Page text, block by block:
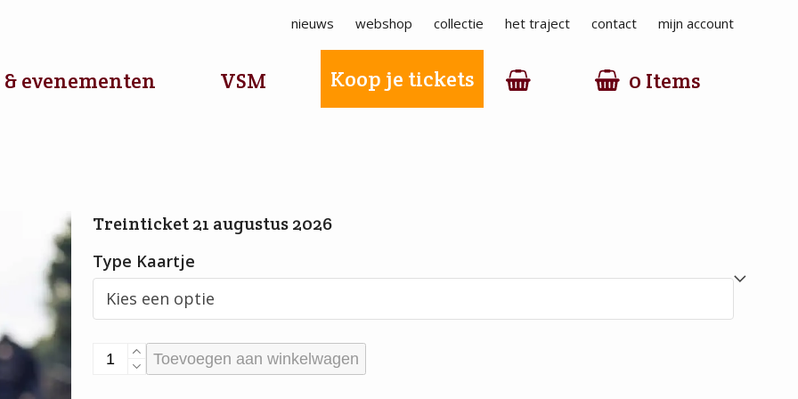
nieuws webshop collectie het traject contact mijn account
evenementen VSM Koop je tickets 0 Items
Treinticket 21 augustus 2026
Type Kaartje
TreinticketToevoegen aan winkelwagen